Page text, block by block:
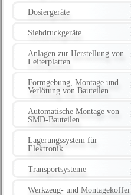
Dosiergeräte
Siebdruckgeräte
Anlagen zur Herstellung von
Leiterplatten
Formgebung, Montage und
Verlötung von Bauteilen
Automatische Montage von
SMD-Bauteilen
Lagerungssystem für
Elektronik
Transportsysteme
Werkzeug- und Montagekoffer